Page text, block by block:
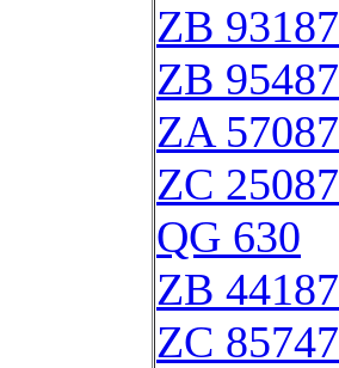
ZB 93187
ZB 95487
ZA 57087
ZC 25087
QG 630
ZB 44187
ZC 85747